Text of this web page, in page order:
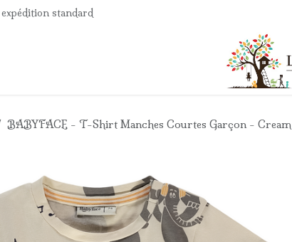
standard
Contact
BABYFACE - T-Shirt Manches Courtes Garçon - Cream